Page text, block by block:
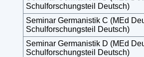
Schulforschungsteil Deutsch)
Seminar Germanistik C (MEd
Schulforschungsteil Deutsch)
Seminar Germanistik D (MEd
Schulforschungsteil Deutsch)